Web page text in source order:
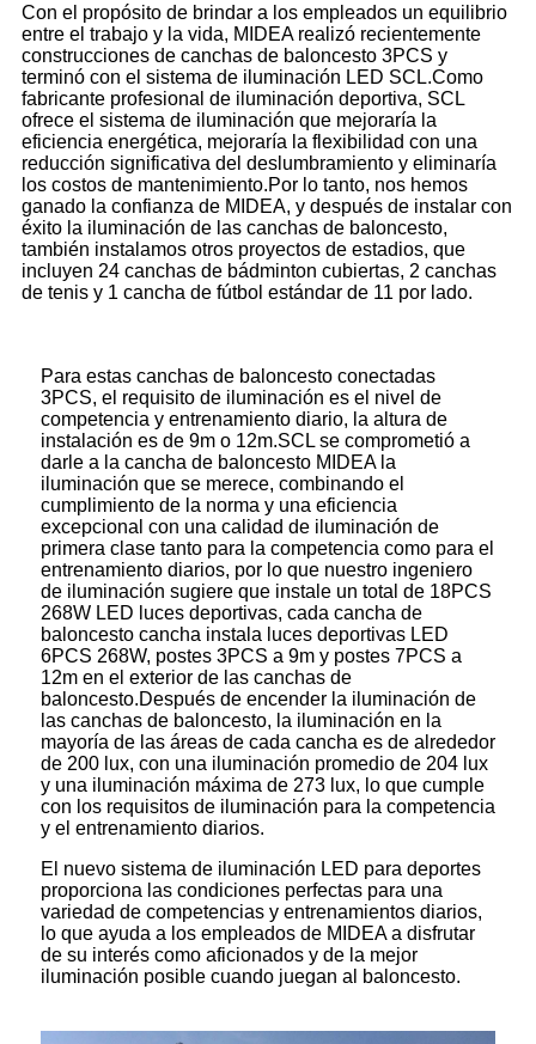
Con el propósito de brindar a los empleados un equilibrio
entre el trabajo y la vida, MIDEA realizó recientemente
construcciones de canchas de baloncesto 3PCS y
terminó con el sistema de iluminación LED SCL.Como
fabricante profesional de iluminación deportiva, SCL
ofrece el sistema de iluminación que mejoraría la
eficiencia energética, mejoraría la flexibilidad con una
reducción significativa del deslumbramiento y eliminaría
los costos de mantenimiento.Por lo tanto, nos hemos
ganado la confianza de MIDEA, y después de instalar con
éxito la iluminación de las canchas de baloncesto,
también instalamos otros proyectos de estadios, que
incluyen 24 canchas de bádminton cubiertas, 2 canchas
de tenis y 1 cancha de fútbol estándar de 11 por lado.
Para estas canchas de baloncesto conectadas
3PCS, el requisito de iluminación es el nivel de
competencia y entrenamiento diario, la altura de
instalación es de 9m o 12m.SCL se comprometió a
darle a la cancha de baloncesto MIDEA la
iluminación que se merece, combinando el
cumplimiento de la norma y una eficiencia
excepcional con una calidad de iluminación de
primera clase tanto para la competencia como para el
entrenamiento diarios, por lo que nuestro ingeniero
de iluminación sugiere que instale un total de 18PCS
268W LED luces deportivas, cada cancha de
baloncesto cancha instala luces deportivas LED
6PCS 268W, postes 3PCS a 9m y postes 7PCS a
12m en el exterior de las canchas de
baloncesto.Después de encender la iluminación de
las canchas de baloncesto, la iluminación en la
mayoría de las áreas de cada cancha es de alrededor
de 200 lux, con una iluminación promedio de 204 lux
y una iluminación máxima de 273 lux, lo que cumple
con los requisitos de iluminación para la competencia
y el entrenamiento diarios.
El nuevo sistema de iluminación LED para deportes
proporciona las condiciones perfectas para una
variedad de competencias y entrenamientos diarios,
lo que ayuda a los empleados de MIDEA a disfrutar
de su interés como aficionados y de la mejor
iluminación posible cuando juegan al baloncesto.